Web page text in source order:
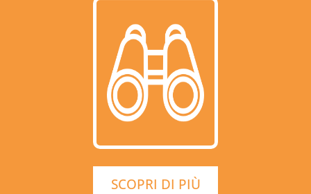
SCOPRI DI PIÙ